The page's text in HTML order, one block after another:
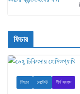
ফিচার
ফিচার লেটেস্ট শীর্ষ সংবাদ